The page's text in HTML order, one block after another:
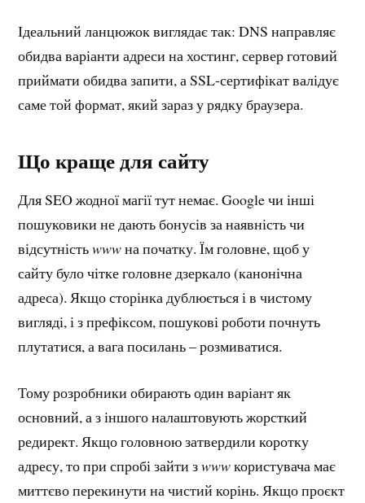
Ідеальний ланцюжок виглядає так: DNS направляє
обидва варіанти адреси на хостинг, сервер готовий
приймати обидва запити, а SSL-сертифікат валідує
саме той формат, який зараз у рядку браузера.
Що краще для сайту
Для SEO жодної магії тут немає. Google чи інші
пошуковики не дають бонусів за наявність чи
відсутністьwwwна початку. Їм головне, щоб у
сайту було чітке головне дзеркало (канонічна
адреса). Якщо сторінка дублюється і в чистому
вигляді, і з префіксом, пошукові роботи почнуть
плутатися, а вага посилань – розмиватися.
Тому розробники обирають один варіант як
основний, а з іншого налаштовують жорсткий
редирект. Якщо головною затвердили коротку
адресу, то при спробі зайти зwwwкористувача має
миттєво перекинути на чистий корінь. Якщо проєкт